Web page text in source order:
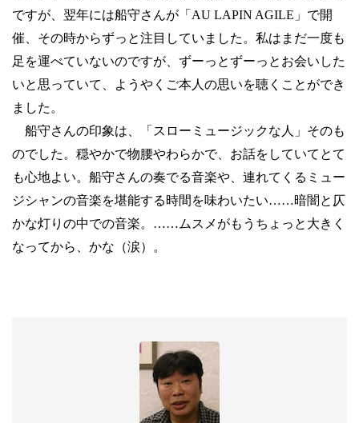
ですが、翌年には船守さんが「 AU LAPIN AGILE 」で開
催、その時からずっと注目していました。私はまだ一度も
足を運べていないのですが、ずーっとずーっとお会いした
いと思っていて、ようやくご本人の思いを聴くことができ
ました。
船守さんの印象は、「スローミュージックな人」そのも
のでした。穏やかで物腰やわらかで、お話をしていてとて
も心地よい。船守さんの奏でる音楽や、連れてくるミュー
ジシャンの音楽を堪能する時間を味わいたい……暗闇と仄
かな灯りの中での音楽。……ムスメがもうちょっと大きく
なってから、かな（涙）。